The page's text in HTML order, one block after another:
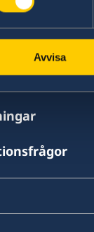
Avvisa
i Shanghai
Central Plaza